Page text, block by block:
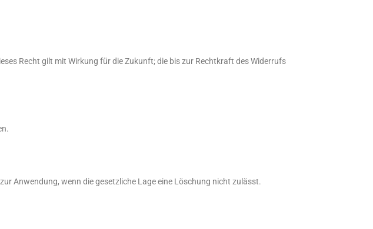
Recht gilt mit Wirkung für die Zukunft; die bis zur Rechtkraft des Widerrufs
Anwendung, wenn die gesetzliche Lage eine Löschung nicht zulässt.